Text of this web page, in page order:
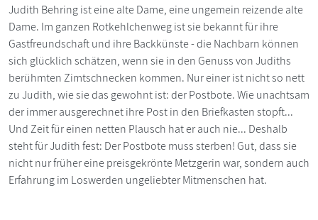
Judith Behring ist eine alte Dame, eine ungemein reizende alte
Dame. Im ganzen Rotkehlchenweg ist sie bekannt für ihre
Gastfreundschaft und ihre Backkünste - die Nachbarn können
sich glücklich schätzen, wenn sie in den Genuss von Judiths
berühmten Zimtschnecken kommen. Nur einer ist nicht so nett
zu Judith, wie sie das gewohnt ist: der Postbote. Wie unachtsam
der immer ausgerechnet ihre Post in den Briefkasten stopft...
Und Zeit für einen netten Plausch hat er auch nie... Deshalb
steht für Judith fest: Der Postbote muss sterben! Gut, dass sie
nicht nur früher eine preisgekrönte Metzgerin war, sondern auch
Erfahrung im Loswerden ungeliebter Mitmenschen hat.